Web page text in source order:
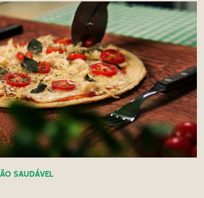
SAUDÁVEL